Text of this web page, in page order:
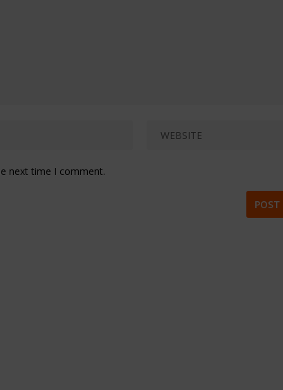
next time I comment.